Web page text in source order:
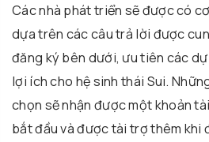
Các nhà phát triển sẽ được có
dựa trên các câu trả lời được
đăng ký bên dưới, ưu tiên các
lợi ích cho hệ sinh thái Sui.
chọn sẽ nhận được một khoản
bắt đầu và được tài trợ thêm khi